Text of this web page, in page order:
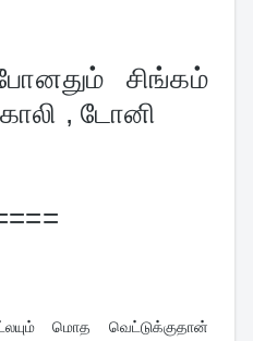
சிங்கம்
, டோனி
மொத வெட்டுக்குதான்